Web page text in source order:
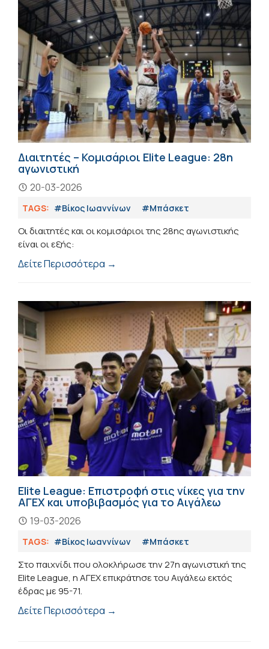
Διαιτητές – Κομισάριοι Elite League: 28η
αγωνιστική
20-03-2026
TAGS: #Βίκος Ιωαννίνων #Μπάσκετ
Οι διαιτητές και οι κομισάριοι της 28ης αγωνιστικής
είναι οι εξής:
Δείτε Περισσότερα →
Elite League: Επιστροφή στις νίκες για την
ΑΓΕΧ και υποβιβασμός για το Αιγάλεω
19-03-2026
TAGS: #Βίκος Ιωαννίνων #Μπάσκετ
Στο παιχνίδι που ολοκλήρωσε την 27η αγωνιστική της
Elite League, η ΑΓΕΧ επικράτησε του Αιγάλεω εκτός
έδρας με 95-71.
Δείτε Περισσότερα →